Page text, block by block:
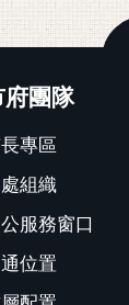
府團隊
專區
組織
服務窗口
位置